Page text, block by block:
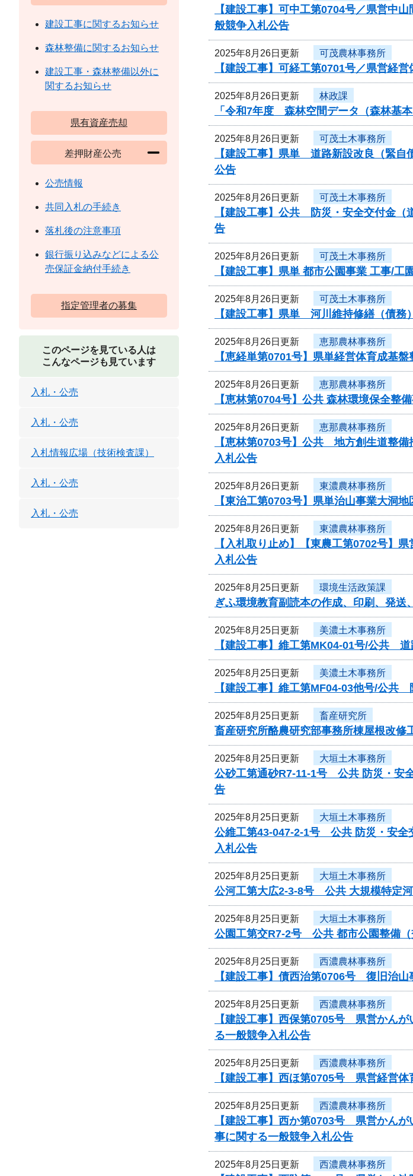
【建設工事】可中工第0704号／県営中
般競争入札公告
2025年8月26日更新 可茂農林事務所
【建設工事】可経工第0701号／県営経
2025年8月26日更新 林政課
「令和7年度 森林空間データ（森林基
2025年8月26日更新 可茂土木事務所
【建設工事】県単 道路新設改良（緊
公告
2025年8月26日更新 可茂土木事務所
【建設工事】公共 防災・安全交付金
告
2025年8月26日更新 可茂土木事務所
【建設工事】県単 都市公園事業 工事/
2025年8月26日更新 可茂土木事務所
【建設工事】県単 河川維持修繕（債務
2025年8月26日更新 恵那農林事務所
【恵経単第0701号】県単経営体育成基
2025年8月26日更新 恵那農林事務所
【恵林第0704号】公共 森林環境保全整
2025年8月26日更新 恵那農林事務所
【恵林第0703号】公共 地方創生道整
入札公告
2025年8月26日更新 東濃農林事務所
【東治工第0703号】県単治山事業大洞
2025年8月26日更新 東濃農林事務所
【入札取り止め】【東農工第0702号
入札公告
2025年8月25日更新 環境生活政策課
ぎふ環境教育副読本の作成、印刷、発
2025年8月25日更新 美濃土木事務所
【建設工事】維工第MK04-01号/公共
2025年8月25日更新 美濃土木事務所
【建設工事】維工第MF04-03他号/公共
2025年8月25日更新 畜産研究所
畜産研究所酪農研究部事務所棟屋根改修
2025年8月25日更新 大垣土木事務所
公砂工第通砂R7-11-1号 公共 防災・安
告
2025年8月25日更新 大垣土木事務所
公維工第43-047-2-1号 公共 防災・安全
入札公告
2025年8月25日更新 大垣土木事務所
公河工第大広2-3-8号 公共 大規模特定
2025年8月25日更新 大垣土木事務所
公園工第交R7-2号 公共 都市公園整備
2025年8月25日更新 西濃農林事務所
【建設工事】債西治第0706号 復旧治
2025年8月25日更新 西濃農林事務所
【建設工事】西保第0705号 県営かん
る一般競争入札公告
2025年8月25日更新 西濃農林事務所
【建設工事】西ほ第0705号 県営経営
2025年8月25日更新 西濃農林事務所
【建設工事】西か第0703号 県営かん
事に関する一般競争入札公告
2025年8月25日更新 西濃農林事務所
建設工事に関するお知らせ
森林整備に関するお知らせ
建設工事・森林整備以外に
関するお知らせ
県有資産売却
差押財産公売
公売情報
共同入札の手続き
落札後の注意事項
銀行振り込みなどによる公
売保証金納付手続き
指定管理者の募集
このページを見ている人は
こんなページも見ています
入札・公売
入札・公売
入札情報広場（技術検査課）
入札・公売
入札・公売